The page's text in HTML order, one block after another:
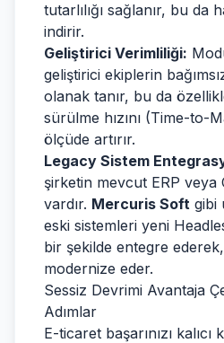
tutarlılığı sağlanır, bu da
indirir.
Geliştirici Verimliliği:
geliştirici ekiplerin
olanak tanır, bu da
sürülme hızını (Time-to-
ölçüde artırır.
Legacy Sistem
şirketin mevcut ERP veya
vardır. Mercuris Soft gibi
eski sistemleri yeni
bir şekilde entegre ederek,
modernize eder.
Sessiz Devrimi Avantaja
Adımlar
E-ticaret başarınızı kalıcı